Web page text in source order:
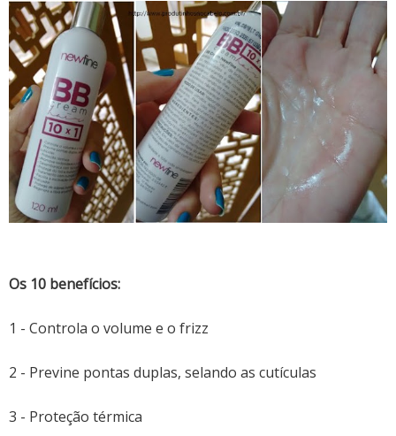
Os 10 benefícios:
1 - Controla o volume e o frizz
2 - Previne pontas duplas, selando as cutículas
3 - Proteção térmica